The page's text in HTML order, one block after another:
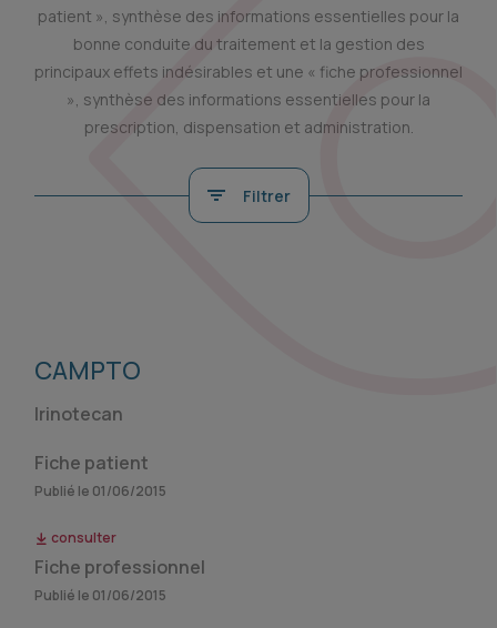
patient », synthèse des informations essentielles pour la
bonne conduite du traitement et la gestion des
principaux effets indésirables et une « fiche professionnel
», synthèse des informations essentielles pour la
prescription, dispensation et administration.
Filtrer
CAMPTO
Irinotecan
Fiche patient
Publié le 01/06/2015
consulter
Fiche professionnel
Publié le 01/06/2015